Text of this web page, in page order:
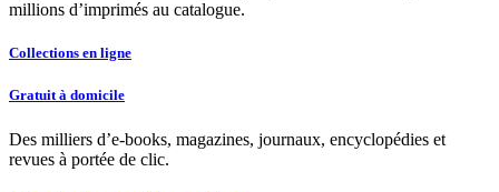
millions d’imprimés au catalogue.
Collections en ligne
Gratuit à domicile
Des milliers d’e-books, magazines, journaux, encyclopédies et
revues à portée de clic.